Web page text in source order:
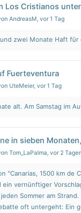
Los Cristianos
AndreasM, vor 1 Tag
zwei Monate Haft für
Fuerteventura
UteMeier, vor 1 Tag
alt. Am Samstag im
in sieben
Tom_LaPalma, vor 2 Tagen
"Canarias, 1500 km de
ein vernünftiger
Sommer am
oft untergeht: Ein